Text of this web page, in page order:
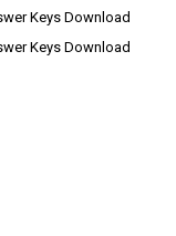
Keys Download
Keys Download